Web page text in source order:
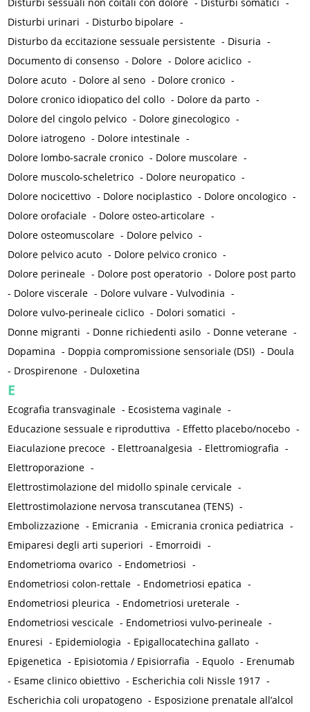
Disturbi sessuali non coitali con dolore - Disturbi somatici -
Disturbi urinari - Disturbo bipolare -
Disturbo da eccitazione sessuale persistente - Disuria -
Documento di consenso - Dolore - Dolore aciclico -
Dolore acuto - Dolore al seno - Dolore cronico -
Dolore cronico idiopatico del collo - Dolore da parto -
Dolore del cingolo pelvico - Dolore ginecologico -
Dolore iatrogeno - Dolore intestinale -
Dolore lombo-sacrale cronico - Dolore muscolare -
Dolore muscolo-scheletrico - Dolore neuropatico -
Dolore nocicettivo - Dolore nociplastico - Dolore oncologico -
Dolore orofaciale - Dolore osteo-articolare -
Dolore osteomuscolare - Dolore pelvico -
Dolore pelvico acuto - Dolore pelvico cronico -
Dolore perineale - Dolore post operatorio - Dolore post parto
- Dolore viscerale - Dolore vulvare - Vulvodinia -
Dolore vulvo-perineale ciclico - Dolori somatici -
Donne migranti - Donne richiedenti asilo - Donne veterane -
Dopamina - Doppia compromissione sensoriale (DSI) - Doula
- Drospirenone - Duloxetina
E
Ecografia transvaginale - Ecosistema vaginale -
Educazione sessuale e riproduttiva - Effetto placebo/nocebo -
Eiaculazione precoce - Elettroanalgesia - Elettromiografia -
Elettroporazione -
Elettrostimolazione del midollo spinale cervicale -
Elettrostimolazione nervosa transcutanea (TENS) -
Embolizzazione - Emicrania - Emicrania cronica pediatrica -
Emiparesi degli arti superiori - Emorroidi -
Endometrioma ovarico - Endometriosi -
Endometriosi colon-rettale - Endometriosi epatica -
Endometriosi pleurica - Endometriosi ureterale -
Endometriosi vescicale - Endometriosi vulvo-perineale -
Enuresi - Epidemiologia - Epigallocatechina gallato -
Epigenetica - Episiotomia / Episiorrafia - Equolo - Erenumab
- Esame clinico obiettivo - Escherichia coli Nissle 1917 -
Escherichia coli uropatogeno - Esposizione prenatale all’alcol